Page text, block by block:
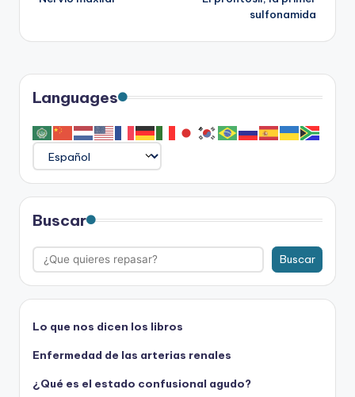
de
entradas
sulfonamida
Languages
Buscar
Buscar
Lo que nos dicen los libros
Enfermedad de las arterias renales
¿Qué es el estado confusional agudo?